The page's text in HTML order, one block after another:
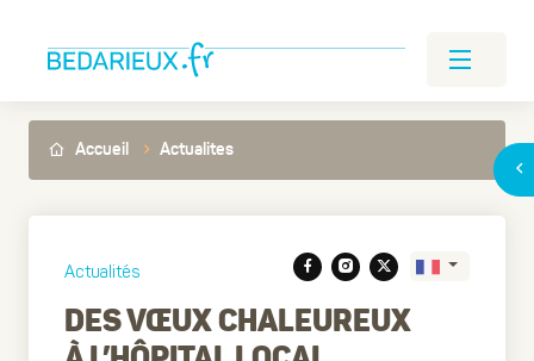
Accueil Actualites
Actualités
DES VŒUX CHALEUREUX